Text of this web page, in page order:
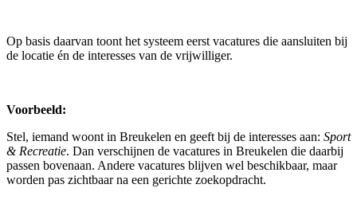
Op basis daarvan toont het systeem eerst vacatures die aansluiten bij
de locatie én de interesses van de vrijwilliger.
Voorbeeld:
Stel, iemand woont in Breukelen en geeft bij de interesses aan: Sport
& Recreatie. Dan verschijnen de vacatures in Breukelen die daarbij
passen bovenaan. Andere vacatures blijven wel beschikbaar, maar
worden pas zichtbaar na een gerichte zoekopdracht.